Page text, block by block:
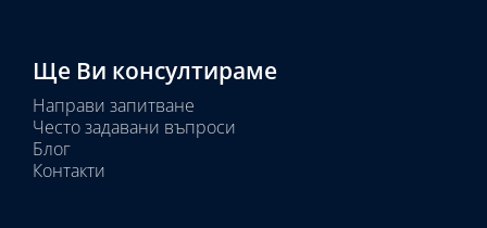
Ще Ви консултираме
Направи запитване
Често задавани въпроси
Блог
Контакти